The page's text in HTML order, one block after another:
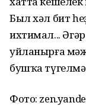
Был хәл бит
ихтимал...
уйланырға
бушҡа
Фото: